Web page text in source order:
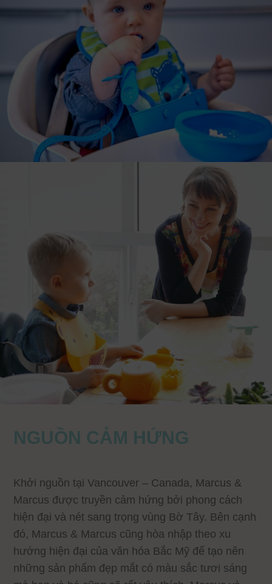
NGUỒN CẢM HỨNG
Khởi nguồn tại Vancouver – Canada, Marcus &
Marcus được truyền cảm hứng bởi phong cách
hiện đại và nét sang trọng vùng Bờ Tây. Bên cạnh
đó, Marcus & Marcus cũng hòa nhập theo xu
hướng hiện đại của văn hóa Bắc Mỹ để tạo nên
những sản phẩm đẹp mắt có màu sắc tươi sáng